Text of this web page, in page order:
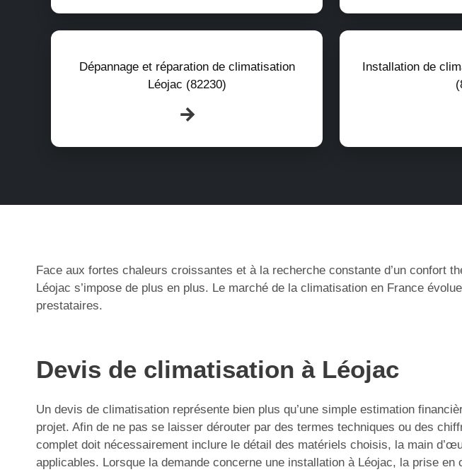
Dépannage et réparation de climatisation
Léojac (82230)
Installation de
Face aux fortes chaleurs croissantes et à la recherche constante d’un confort
Léojac s’impose de plus en plus. Le marché de la climatisation en France
prestataires.
Devis de climatisation à Léojac
Un devis de climatisation représente bien plus qu’une simple estimation
projet. Afin de ne pas se laisser dérouter par des termes techniques ou des
complet doit nécessairement inclure le détail des matériels choisis, la main
applicables. Lorsque la demande concerne une installation à Léojac, la prise